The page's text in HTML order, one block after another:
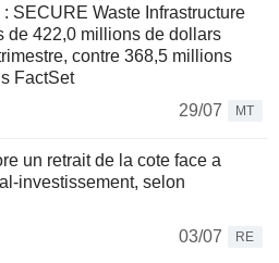
SECURE Waste Infrastructure
de 422,0 millions de dollars
contre 368,5 millions
FactSet
29/07
MT
un retrait de la cote face a
investissement, selon
03/07
RE